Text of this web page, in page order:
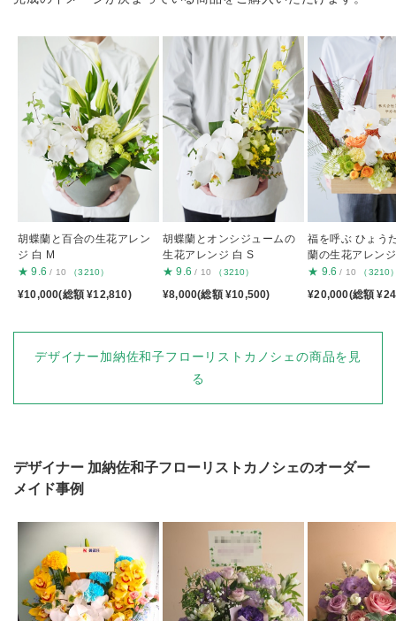
胡蝶蘭と百合の生花アレン
ジ 白 M
★ 9.6 / 10 （3210）
¥10,000(総額 ¥12,810)
胡蝶蘭とオンシジュームの
生花アレンジ 白 S
★ 9.6 / 10 （3210）
¥8,000(総額 ¥10,500)
福を呼ぶ ひょう
蘭の生花アレン
★ 9.6 / 10 （3210
¥20,000(総額
デザイナー加納佐和子フローリストカノシェの商品を見
る
デザイナー 加納佐和子フローリストカノシェのオーダー
メイド事例